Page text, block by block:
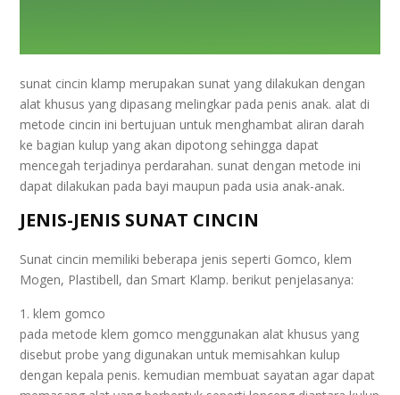
sunat cincin klamp merupakan sunat yang dilakukan dengan
alat khusus yang dipasang melingkar pada penis anak. alat di
metode cincin ini bertujuan untuk menghambat aliran darah
ke bagian kulup yang akan dipotong sehingga dapat
mencegah terjadinya perdarahan. sunat dengan metode ini
dapat dilakukan pada bayi maupun pada usia anak-anak.
JENIS-JENIS SUNAT CINCIN
Sunat cincin memiliki beberapa jenis seperti Gomco, klem
Mogen, Plastibell, dan Smart Klamp. berikut penjelasanya:
1. klem gomco
pada metode klem gomco menggunakan alat khusus yang
disebut probe yang digunakan untuk memisahkan kulup
dengan kepala penis. kemudian membuat sayatan agar dapat